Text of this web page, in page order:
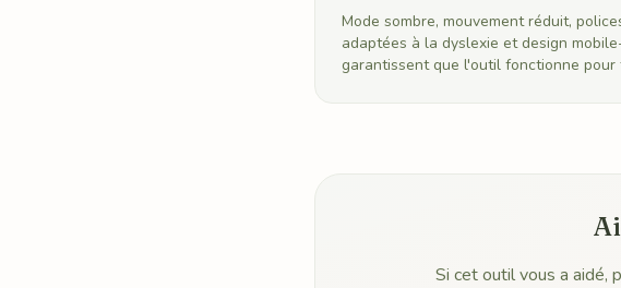
Mode sombre, mouvement réduit,
adaptées à la dyslexie et design
garantissent que l'outil fonctionne pour
Si cet outil vous a aidé,